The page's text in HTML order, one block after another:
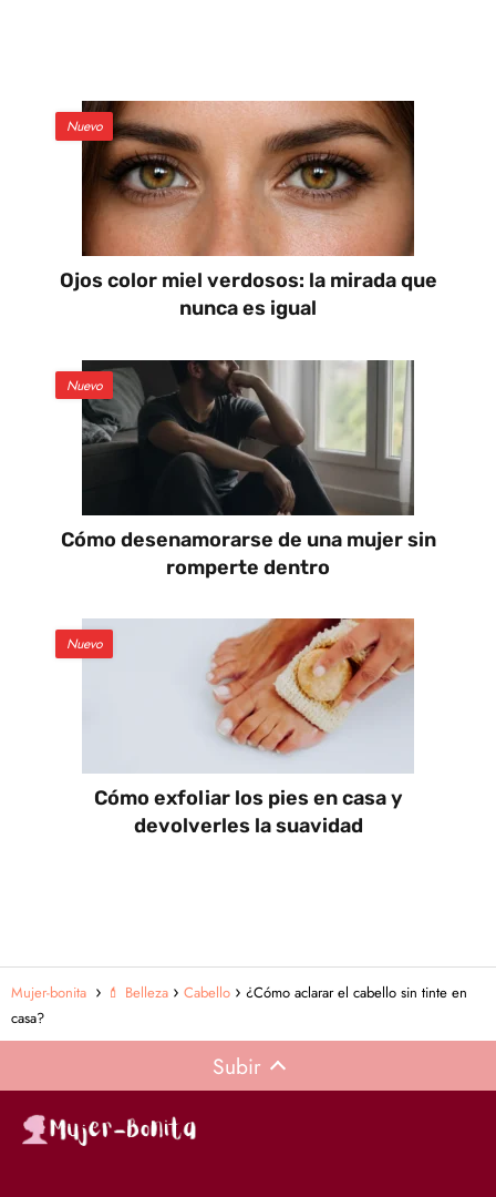
Nuevo
Ojos color miel verdosos: la mirada que
nunca es igual
Nuevo
Cómo desenamorarse de una mujer sin
romperte dentro
Nuevo
Cómo exfoliar los pies en casa y
devolverles la suavidad
Mujer-bonita 💄 Belleza Cabello
¿Cómo aclarar el cabello sin tinte en
casa?
Subir